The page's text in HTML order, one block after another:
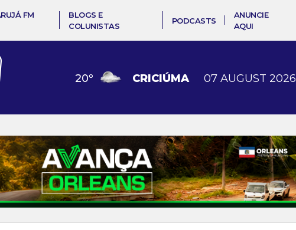
FM
BLOGS E
COLUNISTAS
PODCASTS
ANUNCIE
AQUI
20º CRICIÚMA 07 AUGUST 2026